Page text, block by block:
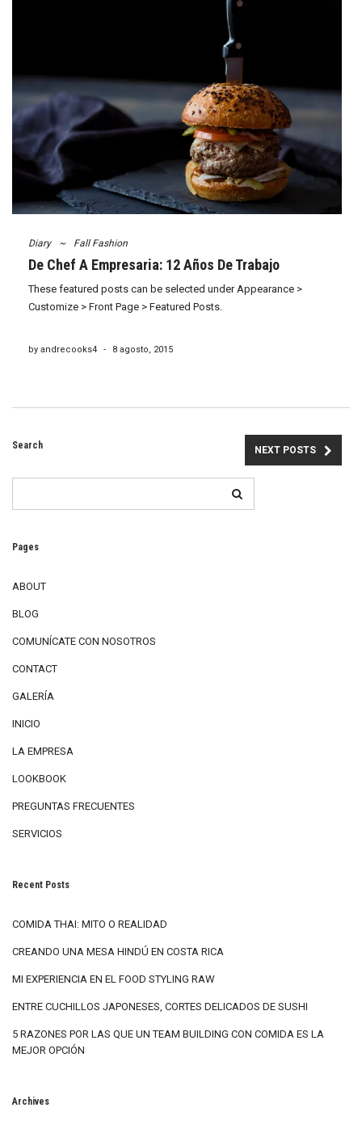
Diary ~ Fall Fashion
De Chef A Empresaria: 12 Años De Trabajo
These featured posts can be selected under Appearance >
Customize > Front Page > Featured Posts.
by andrecooks4 - 8 agosto, 2015
NEXT POSTS
Search
Pages
ABOUT
BLOG
COMUNÍCATE CON NOSOTROS
CONTACT
GALERÍA
INICIO
LA EMPRESA
LOOKBOOK
PREGUNTAS FRECUENTES
SERVICIOS
Recent Posts
COMIDA THAI: MITO O REALIDAD
CREANDO UNA MESA HINDÚ EN COSTA RICA
MI EXPERIENCIA EN EL FOOD STYLING RAW
ENTRE CUCHILLOS JAPONESES, CORTES DELICADOS DE SUSHI
5 RAZONES POR LAS QUE UN TEAM BUILDING CON COMIDA ES LA
MEJOR OPCIÓN
Archives